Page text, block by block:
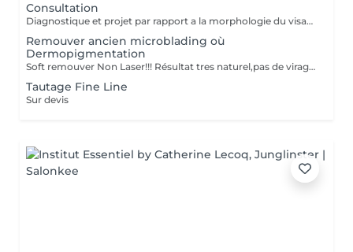
Consultation
Diagnostique et projet par rapport a la morphologie du visage.
Remouver ancien microblading où
Dermopigmentation
Soft remouver Non Laser!!! Résultat tres naturel,pas de virage de la couleur,diagnostique avant le traitement
Tautage Fine Line
Sur devis